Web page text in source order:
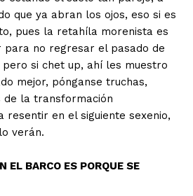
que ya abran los ojos, eso si es
pues la retahíla morenista es
para no regresar el pasado de
si chet up, ahí les muestro
mejor, pónganse truchas,
la transformación
resentir en el siguiente sexenio,
verán.
EL BARCO ES PORQUE SE